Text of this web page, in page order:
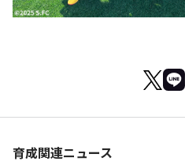
育成関連ニュース